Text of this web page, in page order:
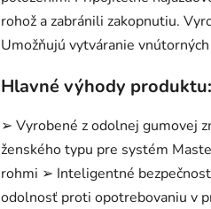
rohož a zabránili zakopnutiu.
Umožňujú vytváranie
Hlavné výhody produktu:
➢ Vyrobené z odolnej gumovej
ženského typu pre systém
rohmi ➢ Inteligentné
odolnosť proti opotrebovaniu v